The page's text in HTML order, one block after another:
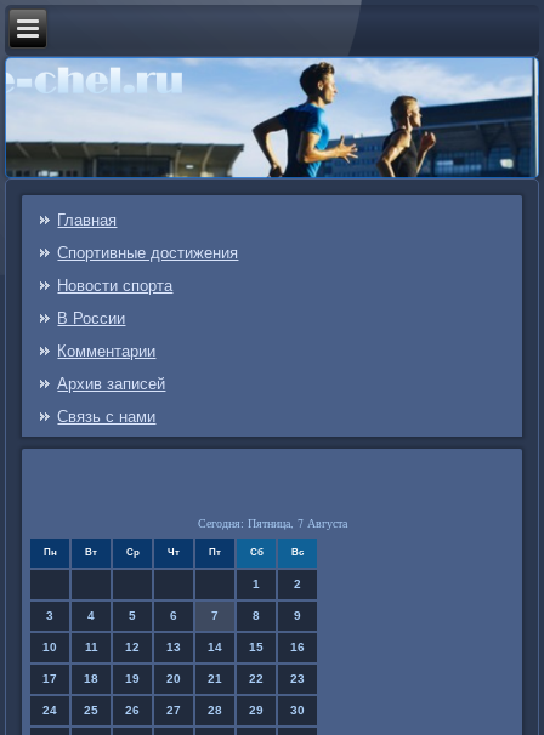
Главная
Спортивные достижения
Новости спорта
В России
Комментарии
Архив записей
Связь c нами
Сегодня: Пятница, 7 Августа
Пн Вт Ср Чт Пт Сб Вс
1 2
3 4 5 6 7 8 9
10 11 12 13 14 15 16
17 18 19 20 21 22 23
24 25 26 27 28 29 30